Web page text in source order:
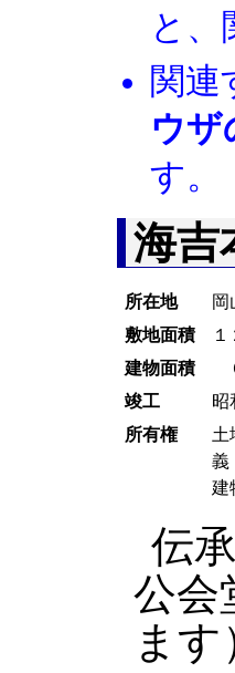
と
関連
ウザ
す。
海吉
所在地
岡
敷地面積
建物面積
竣工
昭
所有権
土
義
建
伝
公会
ます